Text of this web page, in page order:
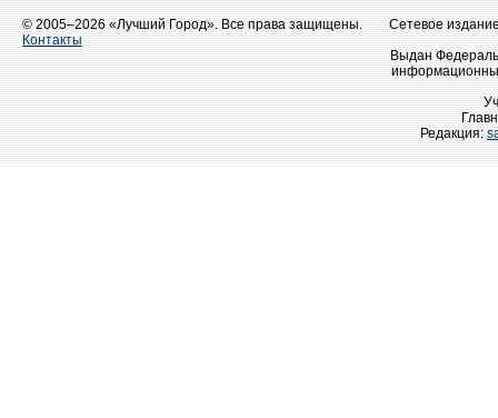
© 2005–2026 «Лучший Город». Все права защищены.
Контакты
Сетевое
Выдан
Редакция: